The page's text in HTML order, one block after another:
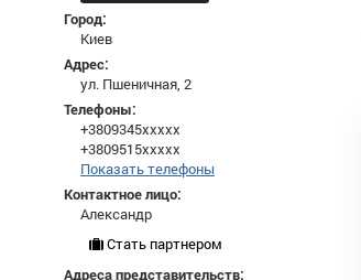
Город:
Киев
Адрес:
ул. Пшеничная, 2
Телефоны:
+3809345xxxxx
+3809515xxxxx
Показать телефоны
Контактное лицо:
Александр
Стать партнером
Адреса представительств: